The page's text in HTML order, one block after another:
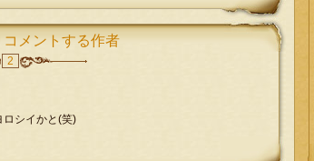
メントする作者
2
ロシイかと(笑)